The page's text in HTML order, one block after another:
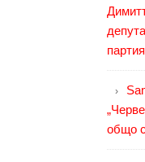
общо